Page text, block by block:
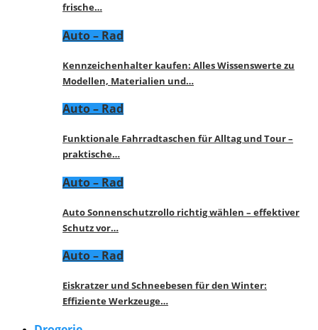
frische…
Auto – Rad
Kennzeichenhalter kaufen: Alles Wissenswerte zu
Modellen, Materialien und…
Auto – Rad
Funktionale Fahrradtaschen für Alltag und Tour –
praktische…
Auto – Rad
Auto Sonnenschutzrollo richtig wählen – effektiver
Schutz vor…
Auto – Rad
Eiskratzer und Schneebesen für den Winter:
Effiziente Werkzeuge…